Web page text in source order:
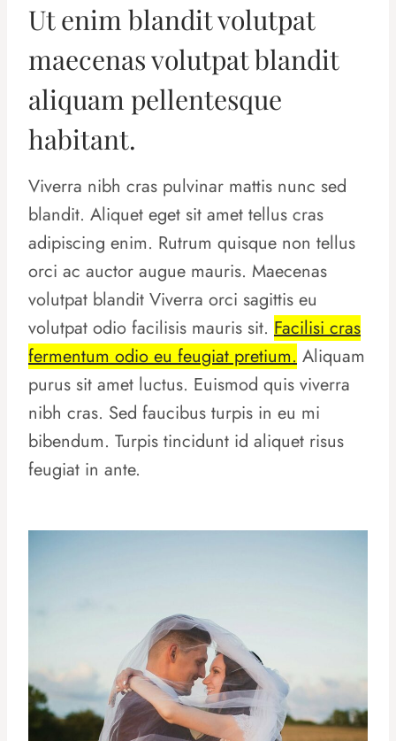
Ut enim blandit volutpat
maecenas volutpat blandit
aliquam pellentesque
habitant.
Viverra nibh cras pulvinar mattis nunc sed
blandit. Aliquet eget sit amet tellus cras
adipiscing enim. Rutrum quisque non tellus
orci ac auctor augue mauris. Maecenas
volutpat blandit Viverra orci sagittis eu
volutpat odio facilisis mauris sit. Facilisi cras
fermentum odio eu feugiat pretium. Aliquam
purus sit amet luctus. Euismod quis viverra
nibh cras. Sed faucibus turpis in eu mi
bibendum. Turpis tincidunt id aliquet risus
feugiat in ante.